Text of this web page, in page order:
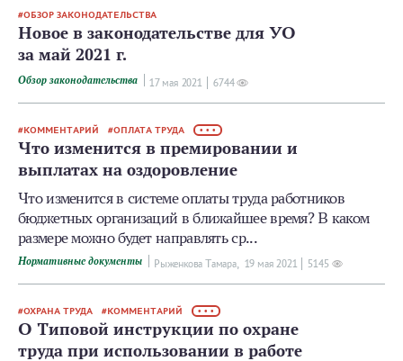
ОБЗОР ЗАКОНОДАТЕЛЬСТВА
Новое в законодательстве для УО
за май 2021 г.
Обзор законодательства 17 мая 2021 6744
КОММЕНТАРИЙ ОПЛАТА ТРУДА • • •
Что изменится в премировании и
выплатах на оздоровление
Что изменится в системе оплаты труда работников
бюджетных организаций в ближайшее время? В каком
размере можно будет направлять ср...
Нормативные документы Рыженкова Тамара, 19 мая 2021 5145
ОХРАНА ТРУДА КОММЕНТАРИЙ • • •
О Типовой инструкции по охране
труда при использовании в работе